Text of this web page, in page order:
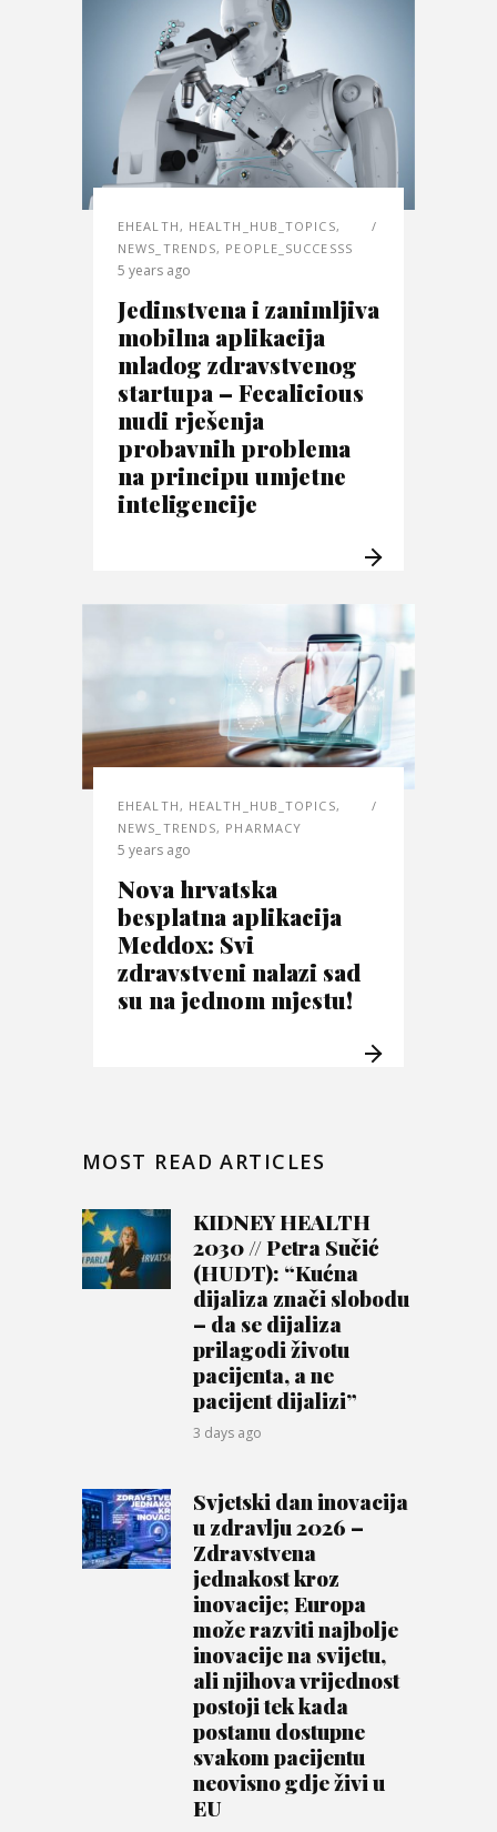
EHEALTH, HEALTH_HUB_TOPICS,
NEWS_TRENDS, PEOPLE_SUCCESSS
5 years ago
Jedinstvena i zanimljiva
mobilna aplikacija
mladog zdravstvenog
startupa – Fecalicious
nudi rješenja
probavnih problema
na principu umjetne
inteligencije
EHEALTH , HEALTH_HUB_TOPICS,
NEWS_TRENDS, PHARMACY
5 years ago
Nova hrvatska
besplatna aplikacija
Meddox: Svi
zdravstveni nalazi sad
su na jednom mjestu!
MOST READ ARTICLES
KIDNEY HEALTH
2030 // Petra Sučić
(HUDT): “Kućna
dijaliza znači slobodu
– da se dijaliza
prilagodi životu
pacijenta, a ne
pacijent dijalizi”
3 days ago
Svjetski dan inovacija
u zdravlju 2026 –
Zdravstvena
jednakost kroz
inovacije; Europa
može razviti najbolje
inovacije na svijetu,
ali njihova vrijednost
postoji tek kada
postanu dostupne
svakom pacijentu
neovisno gdje živi u
EU